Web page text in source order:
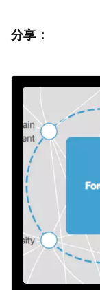
分享：